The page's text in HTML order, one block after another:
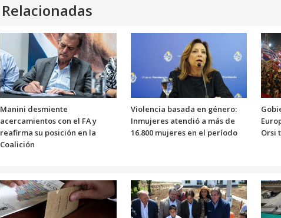
Relacionadas
Manini desmiente
acercamientos con el FA y
reafirma su posición en la
Coalición
Violencia basada en género:
Inmujeres atendió a más de
16.800 mujeres en el período
Orsi